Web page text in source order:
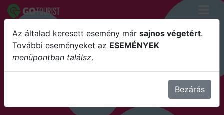
20. MISKOLCI FRÖCCSFESZTIVÁL
Az általad keresett esemény már sajnos végetért.
További eseményeket az ESEMÉNYEK
menüpontban találsz.
Bezárás